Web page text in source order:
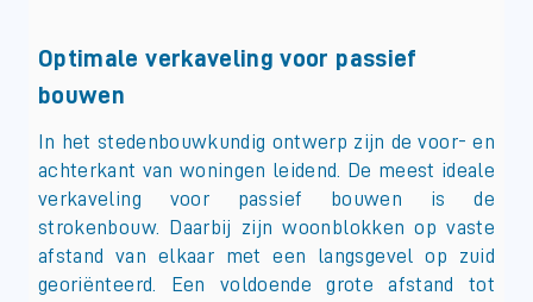
Optimale verkaveling voor passief
bouwen
In het stedenbouwkundig ontwerp zijn de voor- en
achterkant van woningen leidend. De meest ideale
verkaveling voor passief bouwen is de
strokenbouw. Daarbij zijn woonblokken op vaste
afstand van elkaar met een langsgevel op zuid
georiënteerd. Een voldoende grote afstand tot